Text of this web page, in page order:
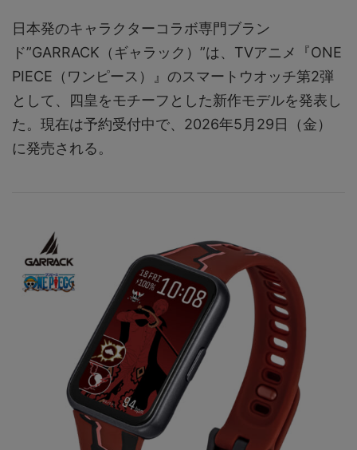
日本発のキャラクターコラボ専門ブラン
ド”GARRACK（ギャラック）”は、TVアニメ『ONE
PIECE（ワンピース）』のスマートウオッチ第2弾
として、四皇をモチーフとした新作モデルを発表し
た。現在は予約受付中で、2026年5月29日（金）
に発売される。